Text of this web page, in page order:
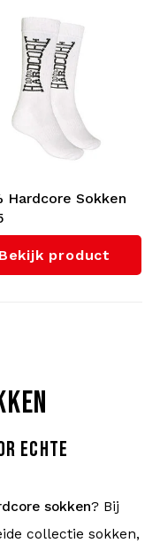
Hardcore Sokken
Bekijk product
ECHTE
sokken? Bij
collectie sokken,